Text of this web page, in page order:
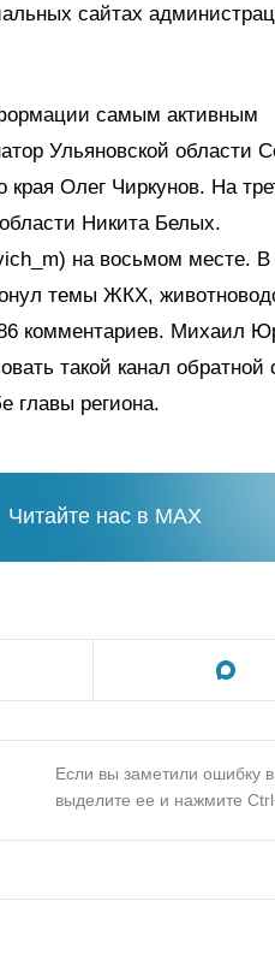
сайтах
самым активным
Ульяновской области
края Олег Чиркунов. На
Никита Белых.
на восьмом месте. В
темы ЖКХ,
комментариев. Михаил
такой канал обратной
главы региона.
Читайте нас в MAX
Если вы заметили ошибку в
выделите ее и нажмите